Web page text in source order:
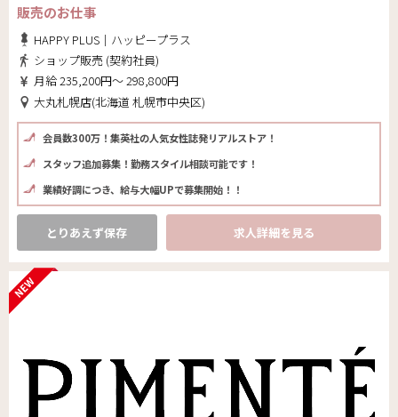
販売のお仕事
HAPPY PLUS｜ハッピープラス
ショップ販売 (契約社員)
月給 235,200円～ 298,800円
大丸札幌店(北海道 札幌市中央区)
会員数300万！集英社の人気女性誌発リアルストア！
スタッフ追加募集！勤務スタイル相談可能です！
業績好調につき、給与大幅UPで募集開始！！
とりあえず保存 求人詳細を見る